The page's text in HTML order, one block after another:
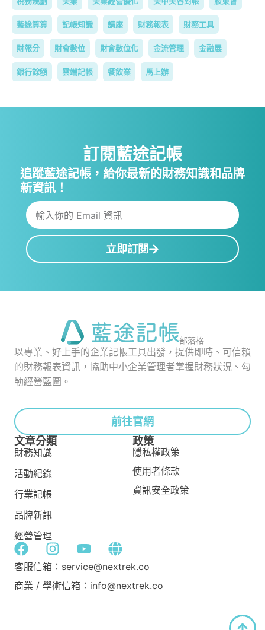
藍途算算 記帳知識 講座 財務報表 財務工具
財報分 財會數位 財會數位化 金流管理 金融展
銀行餘額 雲端記帳 餐飲業 馬上辦
訂閱藍途記帳
追蹤藍途記帳，給你最新的財務知識和品牌
新資訊！
立即訂閱
部落格
以專業、好上手的企業記帳工具出發，提供即時、可信賴
的財務報表資訊，協助中小企業管理者掌握財務狀況、勾
勒經營藍圖。
前往官網
文章分類
財務知識
活動紀錄
行業記帳
品牌新訊
經營管理
政策
隱私權政策
使用者條款
資訊安全政策
客服信箱：service@nextrek.co
商業 / 學術信箱：info@nextrek.co